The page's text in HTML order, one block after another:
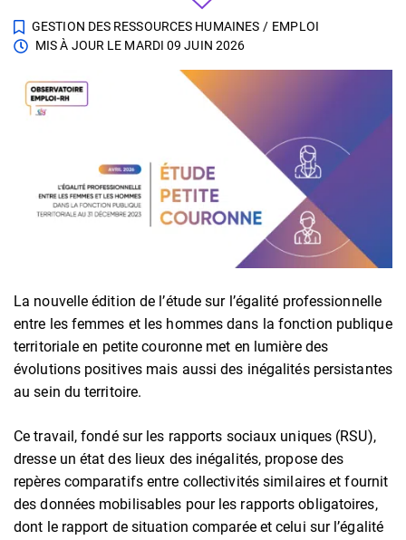
GESTION DES RESSOURCES HUMAINES / EMPLOI
MIS À JOUR LE MARDI 09 JUIN 2026
La nouvelle édition de l’étude sur l’égalité professionnelle
entre les femmes et les hommes dans la fonction publique
territoriale en petite couronne met en lumière des
évolutions positives mais aussi des inégalités persistantes
au sein du territoire.
Ce travail, fondé sur les rapports sociaux uniques (RSU),
dresse un état des lieux des inégalités, propose des
repères comparatifs entre collectivités similaires et fournit
des données mobilisables pour les rapports obligatoires,
dont le rapport de situation comparée et celui sur l’égalité